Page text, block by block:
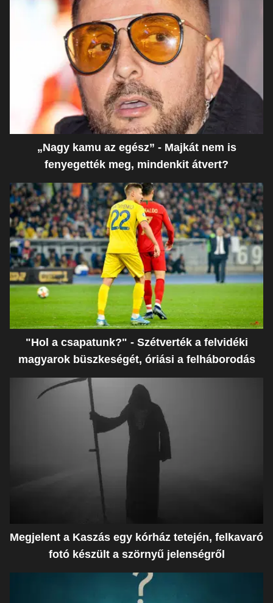
„Nagy kamu az egész” - Majkát nem is
fenyegették meg, mindenkit átvert?
"Hol a csapatunk?" - Szétverték a felvidéki
magyarok büszkeségét, óriási a felháborodás
Megjelent a Kaszás egy kórház tetején, felkavaró
fotó készült a szörnyű jelenségről